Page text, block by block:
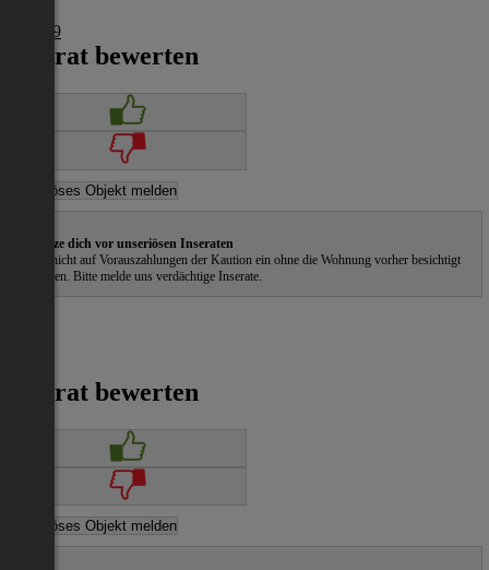
€ 1.849
Inserat bewerten
Schütze dich vor unseriösen Inseraten
Gehe nicht auf Vorauszahlungen der Kaution ein ohne die Wohnung vorher besichtigt
zu haben. Bitte melde uns verdächtige Inserate.
Inserat bewerten